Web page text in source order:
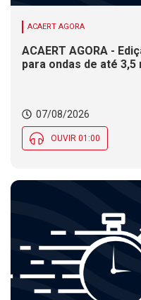
ACAERT AGORA
ACAERT AGORA -
para ondas de até
07/08/2026
OUVIR 01:00